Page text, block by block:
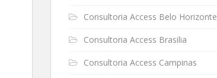
Consultoria Access Belo Horizonte
Consultoria Access Brasilia
Consultoria Access Campinas